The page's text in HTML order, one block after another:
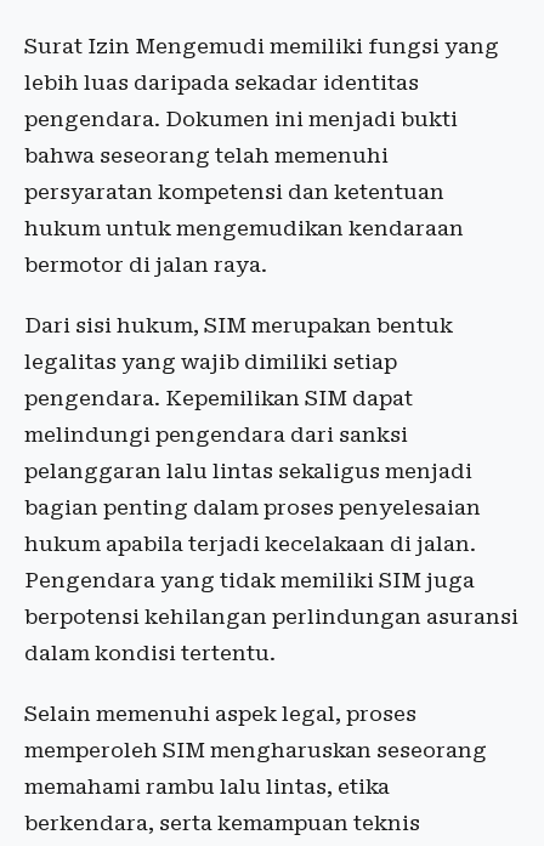
Surat Izin Mengemudi memiliki fungsi yang
lebih luas daripada sekadar identitas
pengendara. Dokumen ini menjadi bukti
bahwa seseorang telah memenuhi
persyaratan kompetensi dan ketentuan
hukum untuk mengemudikan kendaraan
bermotor di jalan raya.
Dari sisi hukum, SIM merupakan bentuk
legalitas yang wajib dimiliki setiap
pengendara. Kepemilikan SIM dapat
melindungi pengendara dari sanksi
pelanggaran lalu lintas sekaligus menjadi
bagian penting dalam proses penyelesaian
hukum apabila terjadi kecelakaan di jalan.
Pengendara yang tidak memiliki SIM juga
berpotensi kehilangan perlindungan asuransi
dalam kondisi tertentu.
Selain memenuhi aspek legal, proses
memperoleh SIM mengharuskan seseorang
memahami rambu lalu lintas, etika
berkendara, serta kemampuan teknis